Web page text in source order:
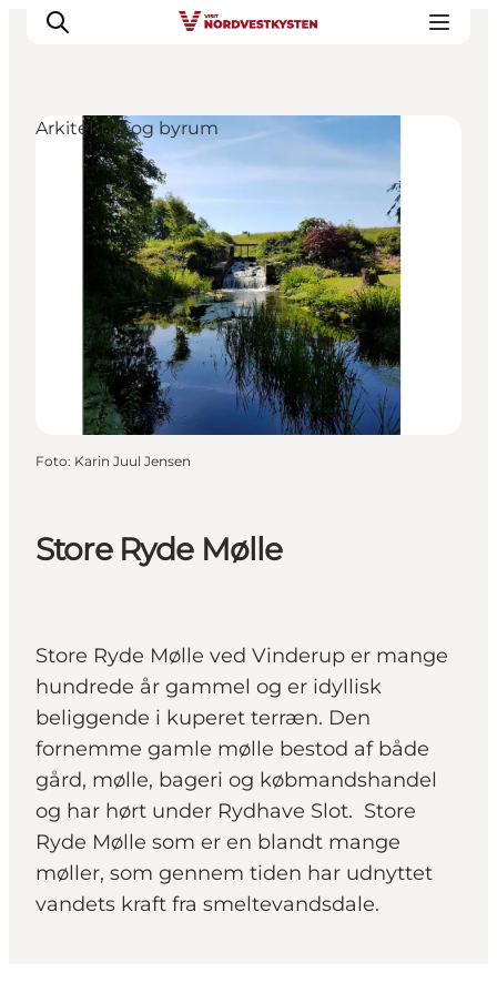
Feriesteder
Inspiration
Handicapvenlig ferie
Overnatning
Planlæg din ferie
Store Ryde Mølle
Store Ryde Mølle ved Vinderup er mange
hundrede år gammel og er idyllisk
beliggende i kuperet terræn. Den
fornemme gamle mølle bestod af både
gård, mølle, bageri og købmandshandel
og har hørt under Rydhave Slot. Store
Ryde Mølle som er en blandt mange
møller, som gennem tiden har udnyttet
vandets kraft fra smeltevandsdale.
Arkitektur og byrum
Foto: Karin Juul Jensen